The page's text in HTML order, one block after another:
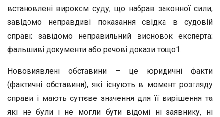
встановлені вироком суду, що набрав законної сили;
завідомо неправдиві показання свідка в судовій
справі; завідомо неправильний висновок експерта;
фальшиві документи або речові докази тощо1.
Нововиявлені обставини – це юридичні факти
(фактичні обставини), які існують в момент розгляду
справи і мають суттєве значення для її вирішення та
які не були і не могли бути відомі ні заявнику, ні